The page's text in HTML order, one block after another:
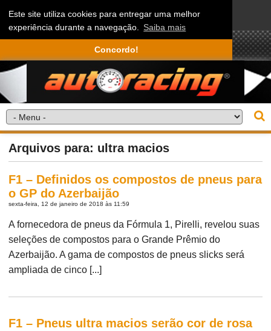
Este site utiliza cookies para entregar uma melhor
experiência durante a navegação. Saiba mais
Concordo!
Arquivos para: ultra macios
F1 – Definidos os compostos de pneus para
o GP do Azerbaijão
sexta-feira, 12 de janeiro de 2018 às 11:59
A fornecedora de pneus da Fórmula 1, Pirelli, revelou suas
seleções de compostos para o Grande Prêmio do
Azerbaijão. A gama de compostos de pneus slicks será
ampliada de cinco [...]
F1 – Pneus ultra macios serão cor de rosa